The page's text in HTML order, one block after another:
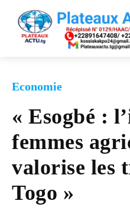
Economie
« Esogbé :
femmes
valorise les
Togo »